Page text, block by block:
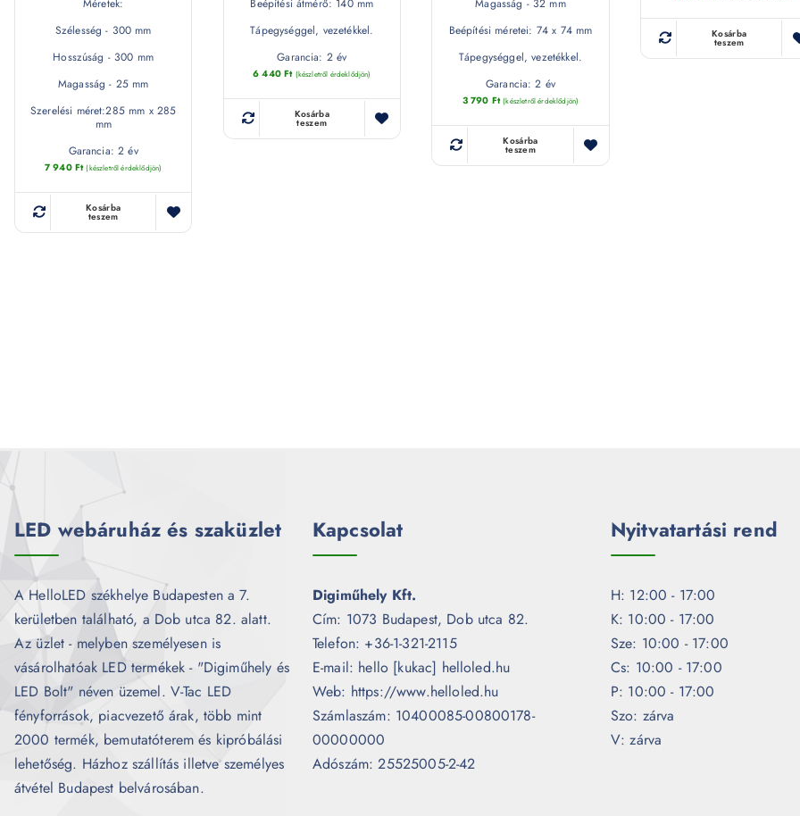
Méretek:
Szélesség - 300 mm
Hosszúság - 300 mm
Magasság - 25 mm
Szerelési méret:285 mm x 285
mm
Garancia: 2 év
7 940 Ft (készletről érdeklődjön)
Kosárba
teszem
Beépítési átmérő: 140 mm
Tápegységgel, vezetékkel.
Garancia: 2 év
6 440Ft (készletről érdeklődjön)
Kosárba
teszem
Magasság - 32 mm
Beépítési méretei: 74 x 74 mm
Tápegységgel, vezetékkel.
Garancia: 2 év
3 790 Ft (készletről érdeklődjön)
Kosárba
teszem
Kosárba
teszem
LED webáruház és szaküzlet
A HelloLED székhelye Budapesten a 7.
kerületben található, a Dob utca 82. alatt.
Az üzlet - melyben személyesen is
vásárolhatóak LED termékek - "Digiműhely és
LED Bolt" néven üzemel. V-Tac LED
fényforrások, piacvezető árak, több mint
2000 termék, bemutatóterem és kipróbálási
lehetőség. Házhoz szállítás illetve személyes
átvétel Budapest belvárosában.
Kapcsolat
Digiműhely Kft.
Cím: 1073 Budapest, Dob utca 82.
Telefon: +36-1-321-2115
E-mail: hello [kukac] helloled.hu
Web: https://www.helloled.hu
Számlaszám: 10400085-00800178-
00000000
Adószám: 25525005-2-42
Nyitvatartási rend
H: 12:00 - 17:00
K: 10:00 - 17:00
Sze: 10:00 - 17:00
Cs: 10:00 - 17:00
P: 10:00 - 17:00
Szo: zárva
V: zárva